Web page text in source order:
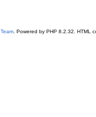
. Powered by PHP 8.2.32. HTML